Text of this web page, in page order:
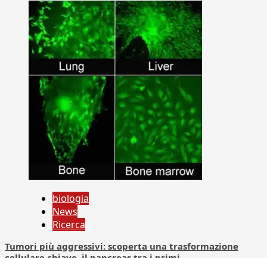
biologia
News
Ricerca
Tumori più aggressivi: scoperta una trasformazione